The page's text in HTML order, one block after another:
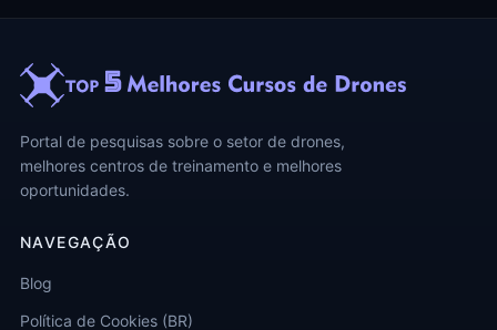
Portal de pesquisas sobre o setor de drones,
melhores centros de treinamento e melhores
oportunidades.
NAVEGAÇÃO
Blog
Política de Cookies (BR)